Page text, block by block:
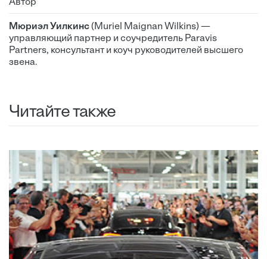
Автор
Мюриэл Уилкинс(Muriel Maignan Wilkins) —
управляющий партнер и соучредитель Paravis
Partners, консультант и коуч руководителей высшего
звена.
Читайте также